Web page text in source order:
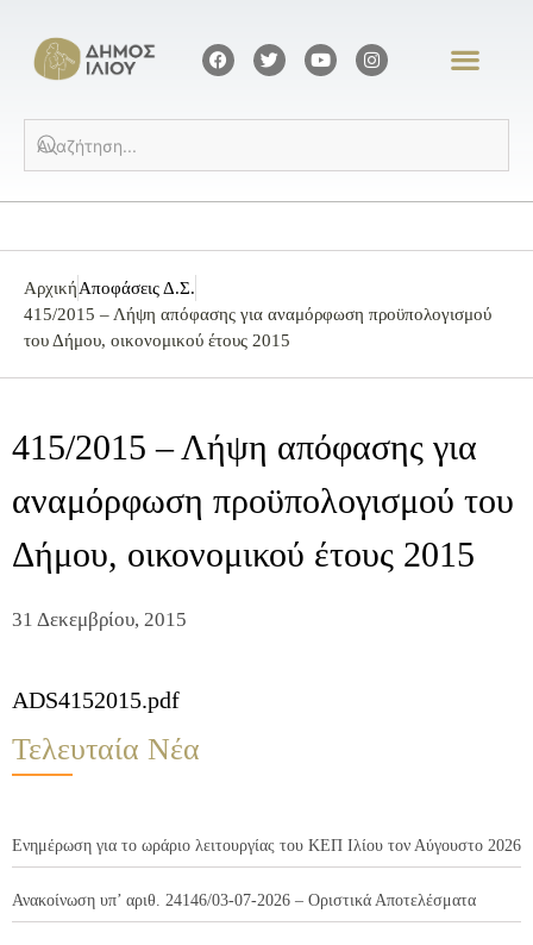
ΑρχικήΑποφάσεις Δ.Σ.
415/2015 – Λήψη απόφασης για αναμόρφωση προϋπολογισμού
του Δήμου, οικονομικού έτους 2015
415/2015 – Λήψη απόφασης για
αναμόρφωση προϋπολογισμού του
Δήμου, οικονομικού έτους 2015
31 Δεκεμβρίου, 2015
ADS4152015.pdf
Τελευταία Νέα
Ενημέρωση για το ωράριο λειτουργίας του ΚΕΠ Ιλίου τον Αύγουστο 2026
Ανακοίνωση υπ’ αριθ. 24146/03-07-2026 – Οριστικά Αποτελέσματα